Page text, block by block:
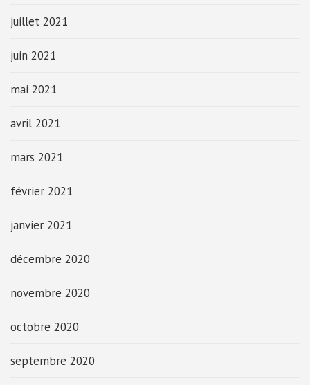
juillet 2021
juin 2021
mai 2021
avril 2021
mars 2021
février 2021
janvier 2021
décembre 2020
novembre 2020
octobre 2020
septembre 2020